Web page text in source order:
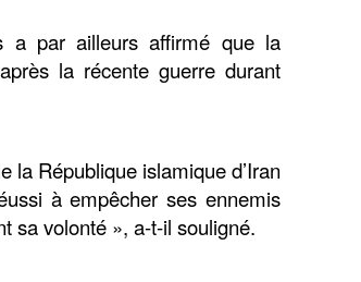
a par ailleurs affirmé que la
la récente guerre durant
la République islamique d’Iran
à empêcher ses ennemis
sa volonté », a-t-il souligné.